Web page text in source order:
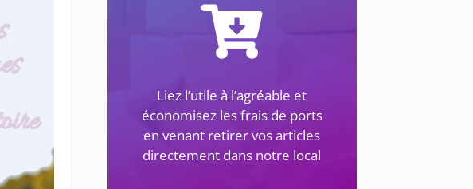
Liez l’utile à l’agréable et
économisez les frais de ports
en venant retirer vos articles
directement dans notre local